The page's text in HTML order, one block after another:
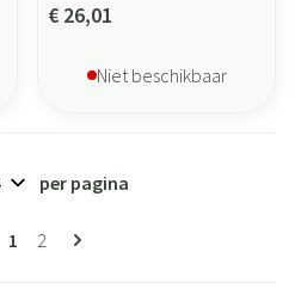
€ 26,01
Niet beschikbaar
Pagina's
U lees momenteel pagina
1 Pagina
2
per pagina